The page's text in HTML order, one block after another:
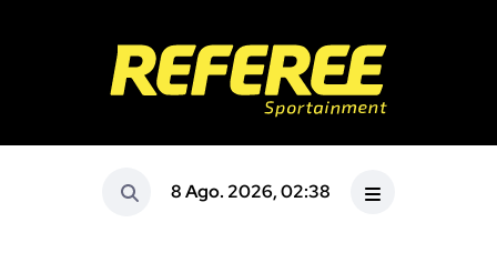
8 Ago. 2026, 02:38